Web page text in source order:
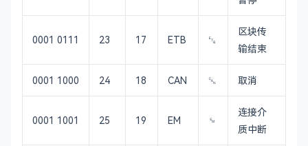
0001 0111 23 17 ETB ␗
区块传
输结束
0001 1000 24 18 CAN ␘ 取消
0001 1001 25 19 EM ␙
连接介
质中断